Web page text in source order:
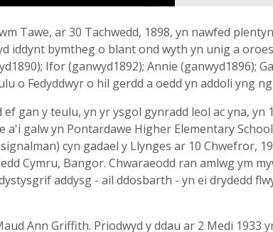
Tawe, ar 30 Tachwedd, 1898, yn nawfed
iddynt bymtheg o blant ond wyth yn unig a
Ifor (ganwyd1892); Annie (ganwyd1896);
o Fedyddwyr o hil gerdd a oedd yn addoli yng
ef gan y teulu, yn yr ysgol gynradd leol ac yna,
a'i galw yn Pontardawe Higher Elementary
cyn gadael y Llynges ar 10 Chwefror,
Cymru, Bangor. Chwaraeodd ran amlwg ym
addysg - ail ddosbarth - yn ei drydedd
Ann Griffith. Priodwyd y ddau ar 2 Medi 1933